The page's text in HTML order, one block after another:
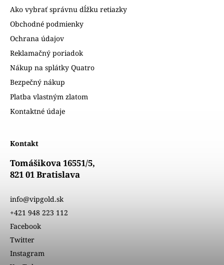
Ako vybrať správnu dĺžku retiazky
Obchodné podmienky
Ochrana údajov
Reklamačný poriadok
Nákup na splátky Quatro
Bezpečný nákup
Platba vlastným zlatom
Kontaktné údaje
Kontakt
Tomášikova 16551/5,
821 01 Bratislava
info@vipgold.sk
+421 948 223 112
Facebook
Twitter
Instagram